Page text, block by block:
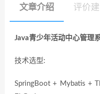
文章介绍 评价
Java青少年活动中心管理
技术选型:
SpringBoot + Mybatis +